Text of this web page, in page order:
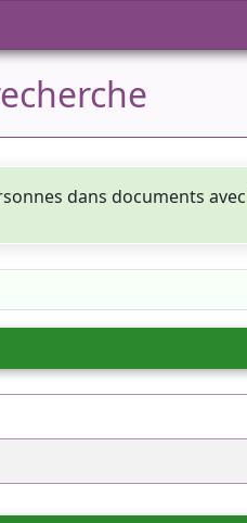
dans documents avec